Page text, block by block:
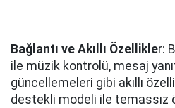
Bağlantı ve Akıllı Özellikler:
ile müzik kontrolü, mesaj
güncellemeleri gibi akıllı
destekli modeli ile temassız